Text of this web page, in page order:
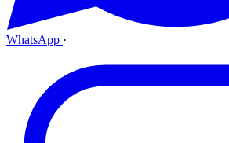
WhatsApp ·